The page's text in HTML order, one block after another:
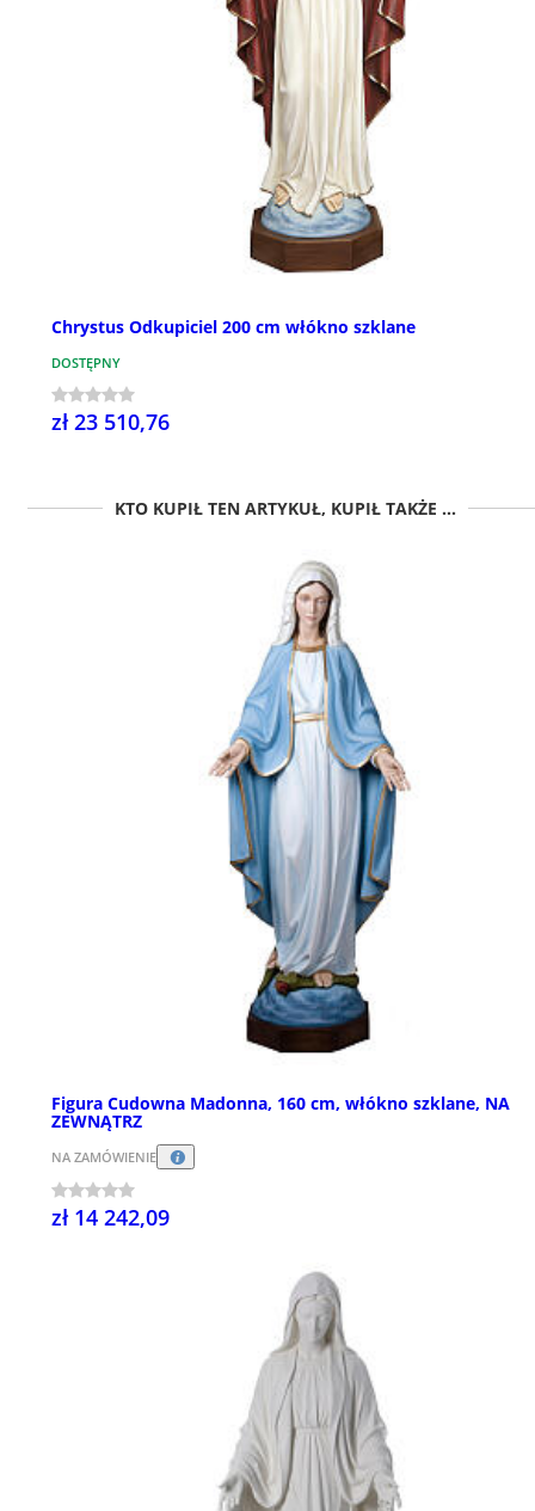
Chrystus Odkupiciel 200 cm włókno szklane
DOSTĘPNY
zł 23 510,76
KTO KUPIŁ TEN ARTYKUŁ, KUPIŁ TAKŻE ...
Figura Cudowna Madonna, 160 cm, włókno szklane, NA
ZEWNĄTRZ
NA ZAMÓWIENIE
zł 14 242,09